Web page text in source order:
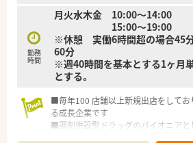
ているため、一人薬剤師になる時間が
■会社の利益よりもまず患者様を第
おり、スタッフ同士がボトムアップで
す。
勤務
時間
月火水木金 10:00〜14:00
15:00〜19:00
※休憩 実働6時間超の場合45分
60分
※週40時間を基本とする1ヶ月
とする。
■毎年100 店舗以上新規出店をしてお
る成長企業です
■調剤併設型ドラッグのパイオニアとし